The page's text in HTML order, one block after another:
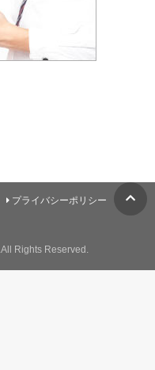
プライバシーポリシー
.All Rights Reserved.